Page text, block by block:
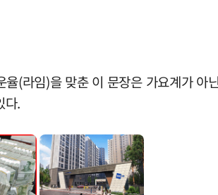
라임)을 맞춘 이 문장은 가요계가 아
다.